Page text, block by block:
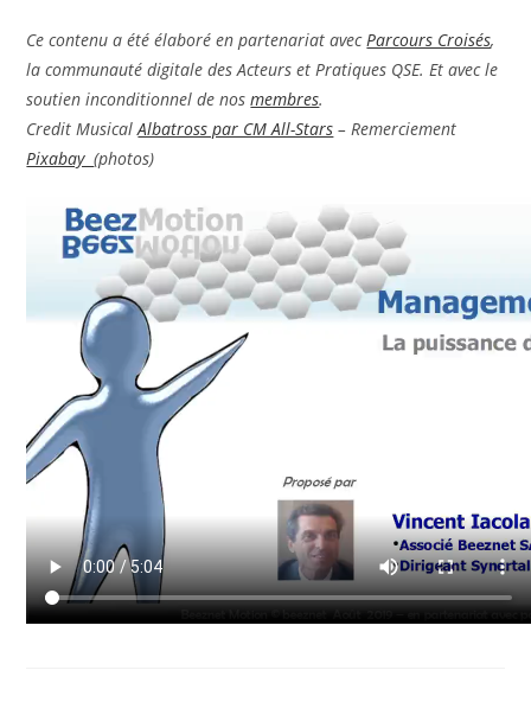
Ce contenu a été élaboré en partenariat avecParcours Croisés,
la communauté digitale des Acteurs et Pratiques QSE. Et avec le
soutien inconditionnel de nosmembres.
Credit MusicalAlbatross par CM All-Stars – Remerciement
Pixabay(photos)